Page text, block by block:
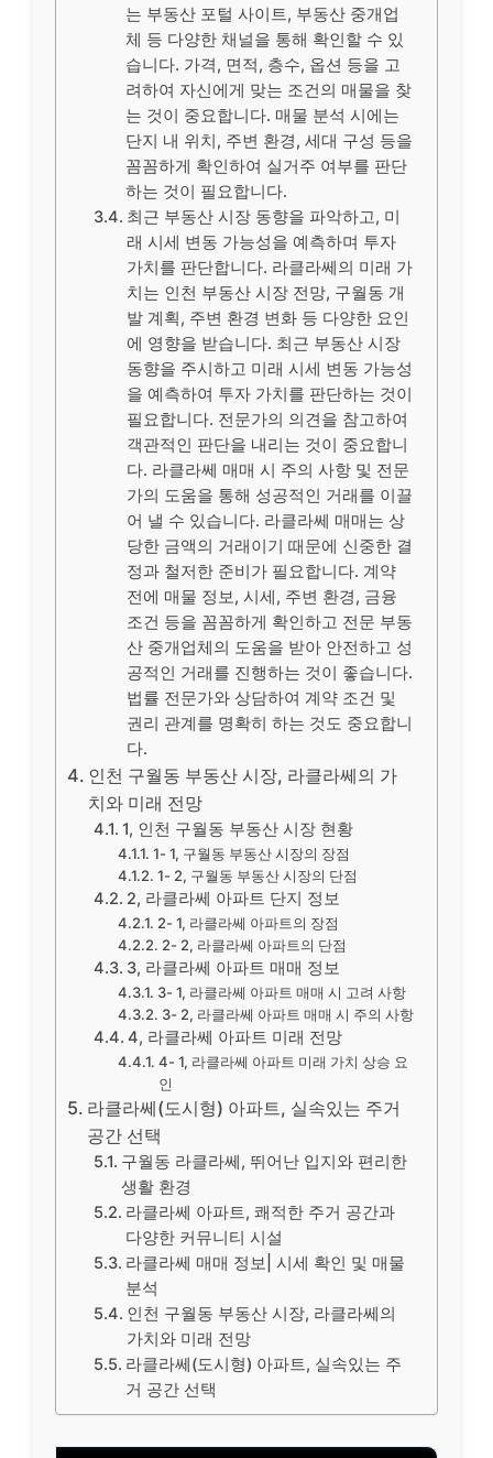
는 부동산 포털 사이트, 부동산 중개업
체 등 다양한 채널을 통해 확인할 수 있
습니다. 가격, 면적, 층수, 옵션 등을 고
려하여 자신에게 맞는 조건의 매물을 찾
는 것이 중요합니다. 매물 분석 시에는
단지 내 위치, 주변 환경, 세대 구성 등을
꼼꼼하게 확인하여 실거주 여부를 판단
하는 것이 필요합니다.
최근 부동산 시장 동향을 파악하고, 미
래 시세 변동 가능성을 예측하며 투자
가치를 판단합니다. 라클라쎄의 미래 가
치는 인천 부동산 시장 전망, 구월동 개
발 계획, 주변 환경 변화 등 다양한 요인
에 영향을 받습니다. 최근 부동산 시장
동향을 주시하고 미래 시세 변동 가능성
을 예측하여 투자 가치를 판단하는 것이
필요합니다. 전문가의 의견을 참고하여
객관적인 판단을 내리는 것이 중요합니
다. 라클라쎄 매매 시 주의 사항 및 전문
가의 도움을 통해 성공적인 거래를 이끌
어 낼 수 있습니다. 라클라쎄 매매는 상
당한 금액의 거래이기 때문에 신중한 결
정과 철저한 준비가 필요합니다. 계약
전에 매물 정보, 시세, 주변 환경, 금융
조건 등을 꼼꼼하게 확인하고 전문 부동
산 중개업체의 도움을 받아 안전하고 성
공적인 거래를 진행하는 것이 좋습니다.
법률 전문가와 상담하여 계약 조건 및
권리 관계를 명확히 하는 것도 중요합니
다.
인천 구월동 부동산 시장, 라클라쎄의 가
치와 미래 전망
1, 인천 구월동 부동산 시장 현황
1- 1, 구월동 부동산 시장의 장점
1- 2, 구월동 부동산 시장의 단점
2, 라클라쎄 아파트 단지 정보
2- 1, 라클라쎄 아파트의 장점
2- 2, 라클라쎄 아파트의 단점
3, 라클라쎄 아파트 매매 정보
3- 1, 라클라쎄 아파트 매매 시 고려 사항
3- 2, 라클라쎄 아파트 매매 시 주의 사항
4, 라클라쎄 아파트 미래 전망
4- 1, 라클라쎄 아파트 미래 가치 상승 요
인
라클라쎄(도시형) 아파트, 실속있는 주거
공간 선택
구월동 라클라쎄, 뛰어난 입지와 편리한
생활 환경
라클라쎄 아파트, 쾌적한 주거 공간과
다양한 커뮤니티 시설
라클라쎄 매매 정보| 시세 확인 및 매물
분석
인천 구월동 부동산 시장, 라클라쎄의
가치와 미래 전망
라클라쎄(도시형) 아파트, 실속있는 주
거 공간 선택